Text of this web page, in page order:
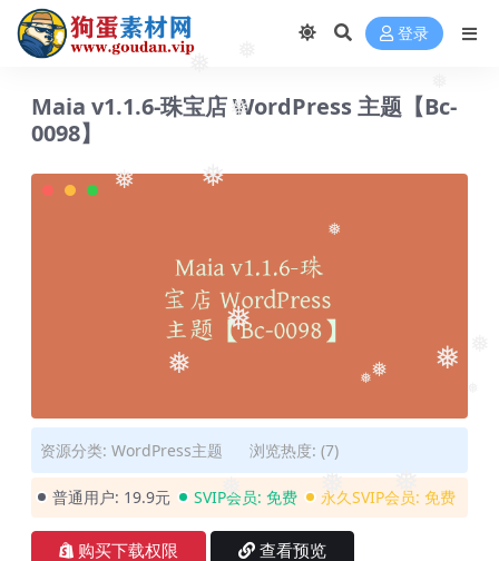
❅
❅
❅
❅
❅
❅
❅ ❅
❅ ❅
❅
登录
Maia v1.1.6-珠宝店 WordPress 主题【Bc-
0098】
资源分类: WordPress主题 浏览热度: (7)
普通用户: 19.9元 SVIP会员: 免费 永久SVIP会员: 免费
购买下载权限 查看预览